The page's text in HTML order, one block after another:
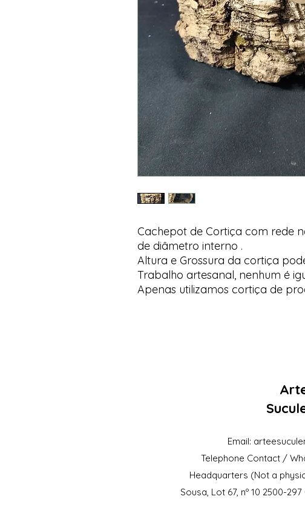
Cachepot de Cortiça com rede
de diâmetro interno .
Altura e Grossura da cortiça
Trabalho artesanal, nenhum é
Apenas utilizamos cortiça de
Email:
Telephone Contact /
Headquarters (Not a
Sousa, Lot 67, nº 10 2500-